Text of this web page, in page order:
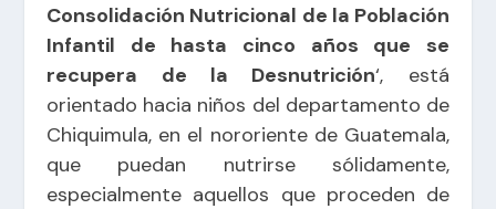
Consolidación Nutricional de la Población
Infantil de hasta cinco años que se
recupera de la Desnutrición‘, está
orientado hacia niños del departamento de
Chiquimula, en el nororiente de Guatemala,
que puedan nutrirse sólidamente,
especialmente aquellos que proceden de